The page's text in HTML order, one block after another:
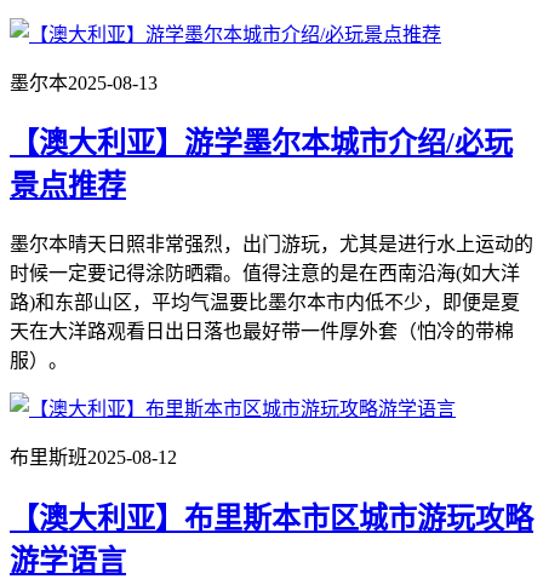
墨尔本2025-08-13
【澳大利亚】游学墨尔本城市介绍/必玩
景点推荐
墨尔本晴天日照非常强烈，出门游玩，尤其是进行水上运动的
时候一定要记得涂防晒霜。值得注意的是在西南沿海(如大洋
路)和东部山区，平均气温要比墨尔本市内低不少，即便是夏
天在大洋路观看日出日落也最好带一件厚外套（怕冷的带棉
服）。
布里斯班2025-08-12
【澳大利亚】布里斯本市区城市游玩攻略
游学语言